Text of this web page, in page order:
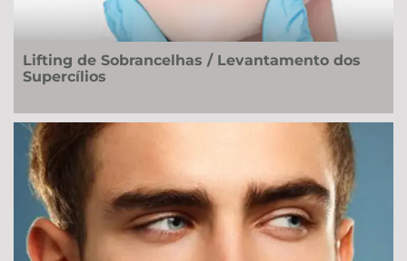
Lifting de Sobrancelhas / Levantamento dos
Supercílios